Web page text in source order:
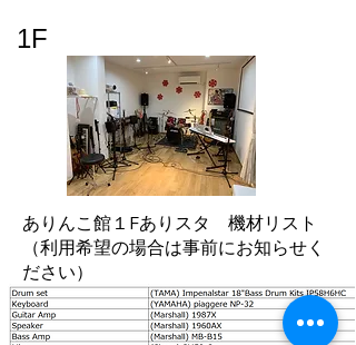
1F
ありんこ館１Fありスタ 機材リスト
（利用希望の場合は事前にお知らせく
ださい）